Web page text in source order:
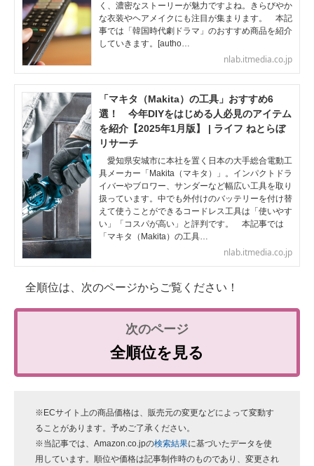
く、濃密なストーリーが魅力ですよね。きらびやか
な衣装やヘアメイクにも注目が集まります。 本記
事では「韓国時代劇ドラマ」のおすすめ商品を紹介
していきます。[autho…
nlab.itmedia.co.jp
「マキタ（Makita）の工具」おすすめ6
選！ 今年DIYをはじめる人必見のアイテム
を紹介【2025年1月版】 | ライフ ねとらぼ
リサーチ
愛知県安城市に本社を置く日本の大手総合電動工
具メーカー「Makita（マキタ）」。インパクトドラ
イバーやブロワー、サンダーなど幅広い工具を取り
扱っています。中でも外付けのバッテリーを付け替
えて使うことができるコードレス工具は「使いやす
い」「コスパが高い」と評判です。 本記事では
「マキタ（Makita）の工具…
nlab.itmedia.co.jp
全順位は、次のページからご覧ください！
全順位を見る
※ECサイト上の商品価格は、販売元の変更などによって変動す
ることがあります。予めご了承ください。
※当記事では、Amazon.co.jpの検索結果に基づいたデータを使
用しています。順位や価格は記事制作時のものであり、変更され